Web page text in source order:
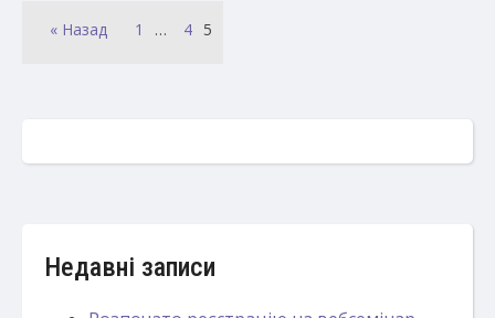
« Назад 1 … 4 5
Недавні записи